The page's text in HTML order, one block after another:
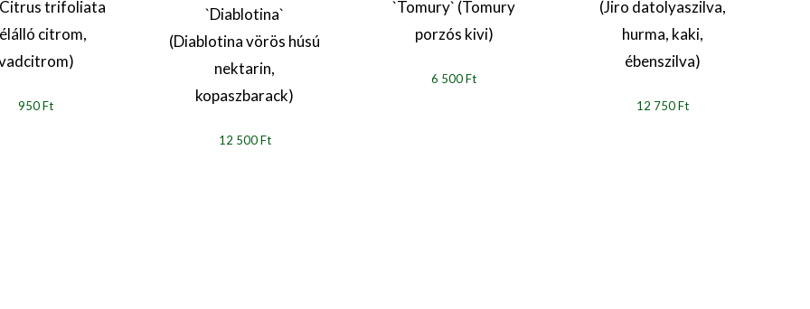
Citrus trifoliata
citrom,
950 Ft
`Diablotina`
(Diablotina vörös húsú
nektarin,
kopaszbarack)
12 500 Ft
`Tomury` (Tomury
porzós kivi)
6 500 Ft
(Jiro datolyaszilva,
hurma, kaki,
ébenszilva)
12 750 Ft